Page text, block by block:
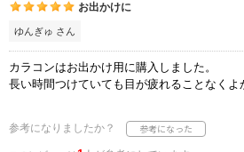
お出かけに
ゆんぎゅ さん
カラコンはお出かけ用に購入しました。
長い時間つけていても目が疲れることなくよ
参考になりましたか？